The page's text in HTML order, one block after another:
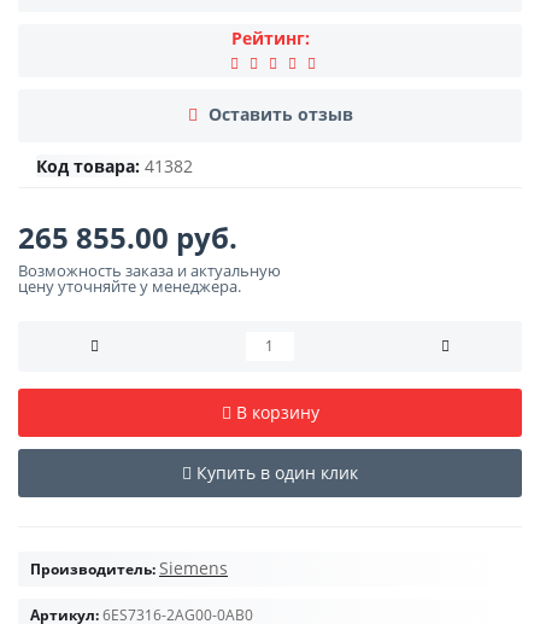
Рейтинг:
Оставить отзыв
Код товара: 41382
265 855.00 руб.
Возможность заказа и актуальную
цену уточняйте у менеджера.
В корзину
Купить в один клик
Производитель: Siemens
Артикул:6ES7316-2AG00-0AB0